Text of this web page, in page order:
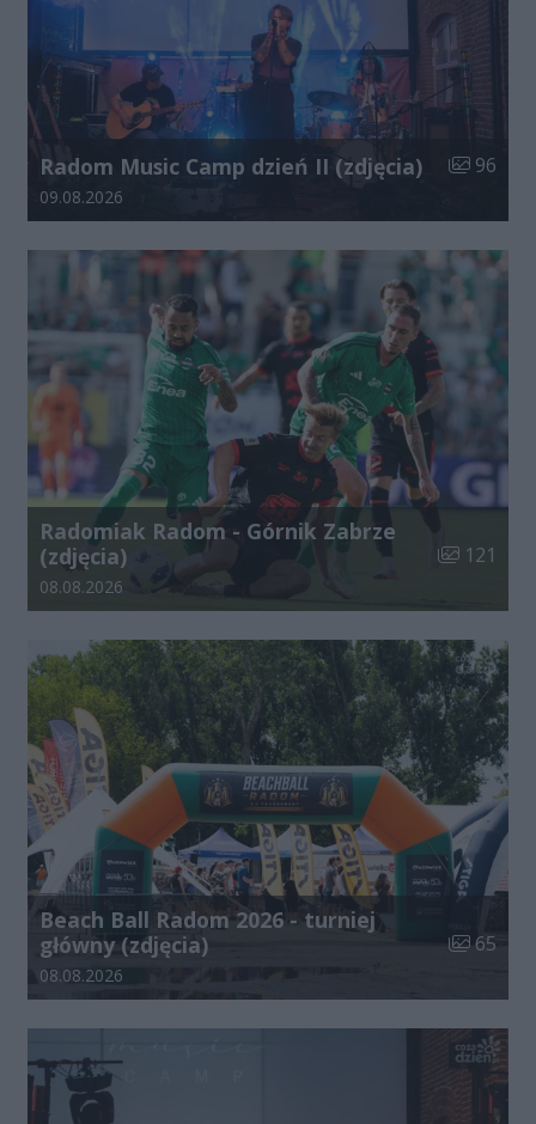
Radom Music Camp dzień II (zdjęcia) Liczba
96
Data dodania galerii:
09.08.2026
Radomiak Radom - Górnik Zabrze
(zdjęcia)
Liczba
121
Data dodania galerii:
08.08.2026
Beach Ball Radom 2026 - turniej
główny (zdjęcia)
Liczba
65
Data dodania galerii:
08.08.2026